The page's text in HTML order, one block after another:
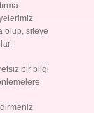
olup, siteye
bir bilgi